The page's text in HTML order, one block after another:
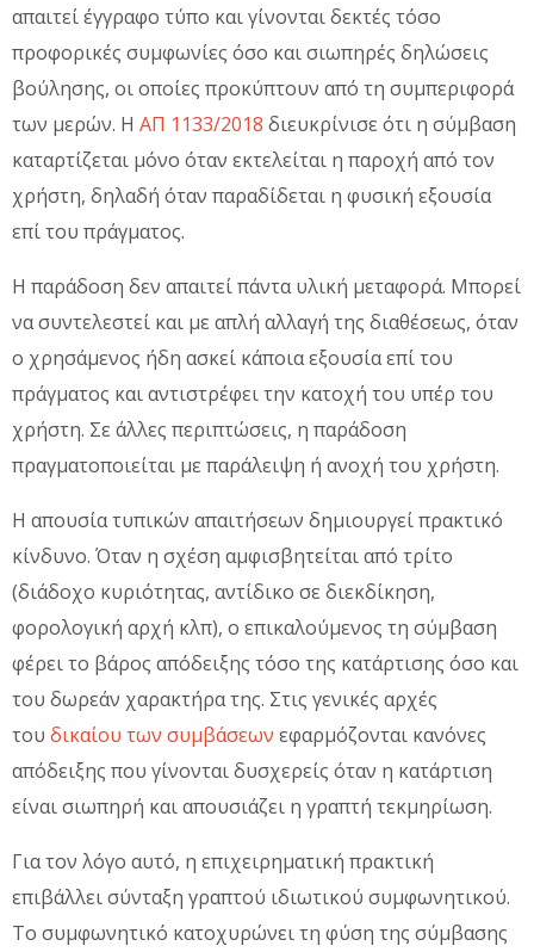
απαιτεί έγγραφο τύπο και γίνονται δεκτές τόσο
προφορικές συμφωνίες όσο και σιωπηρές δηλώσεις
βούλησης, οι οποίες προκύπτουν από τη συμπεριφορά
των μερών. Η ΑΠ 1133/2018 διευκρίνισε ότι η σύμβαση
καταρτίζεται μόνο όταν εκτελείται η παροχή από τον
χρήστη, δηλαδή όταν παραδίδεται η φυσική εξουσία
επί του πράγματος.
Η παράδοση δεν απαιτεί πάντα υλική μεταφορά. Μπορεί
να συντελεστεί και με απλή αλλαγή της διαθέσεως, όταν
ο χρησάμενος ήδη ασκεί κάποια εξουσία επί του
πράγματος και αντιστρέφει την κατοχή του υπέρ του
χρήστη. Σε άλλες περιπτώσεις, η παράδοση
πραγματοποιείται με παράλειψη ή ανοχή του χρήστη.
Η απουσία τυπικών απαιτήσεων δημιουργεί πρακτικό
κίνδυνο. Όταν η σχέση αμφισβητείται από τρίτο
(διάδοχο κυριότητας, αντίδικο σε διεκδίκηση,
φορολογική αρχή κλπ), ο επικαλούμενος τη σύμβαση
φέρει το βάρος απόδειξης τόσο της κατάρτισης όσο και
του δωρεάν χαρακτήρα της. Στις γενικές αρχές
του δικαίου των συμβάσεων εφαρμόζονται κανόνες
απόδειξης που γίνονται δυσχερείς όταν η κατάρτιση
είναι σιωπηρή και απουσιάζει η γραπτή τεκμηρίωση.
Για τον λόγο αυτό, η επιχειρηματική πρακτική
επιβάλλει σύνταξη γραπτού ιδιωτικού συμφωνητικού.
Το συμφωνητικό κατοχυρώνει τη φύση της σύμβασης